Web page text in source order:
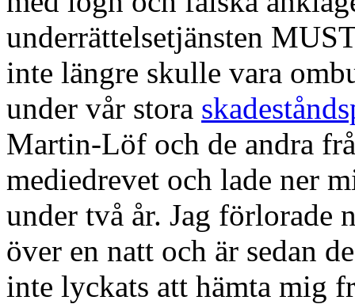
underrättelsetjänsten
inte längre skulle vara
under vår stora
Martin-Löf och de andra
mediedrevet och lade ner
under två år. Jag förlorade
över en natt och är sedan
inte lyckats att hämta mig